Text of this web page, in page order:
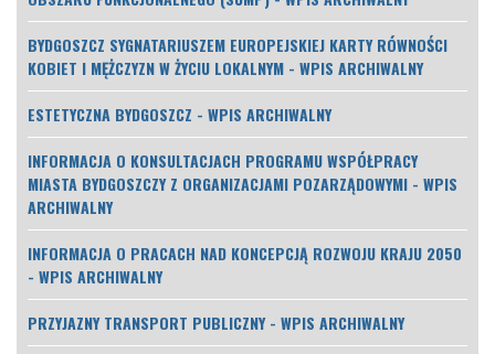
BYDGOSZCZ SYGNATARIUSZEM EUROPEJSKIEJ KARTY RÓWNOŚCI
KOBIET I MĘŻCZYZN W ŻYCIU LOKALNYM - WPIS ARCHIWALNY
ESTETYCZNA BYDGOSZCZ - WPIS ARCHIWALNY
INFORMACJA O KONSULTACJACH PROGRAMU WSPÓŁPRACY
MIASTA BYDGOSZCZY Z ORGANIZACJAMI POZARZĄDOWYMI - WPIS
ARCHIWALNY
INFORMACJA O PRACACH NAD KONCEPCJĄ ROZWOJU KRAJU 2050
- WPIS ARCHIWALNY
PRZYJAZNY TRANSPORT PUBLICZNY - WPIS ARCHIWALNY